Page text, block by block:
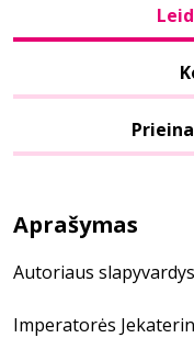
Aprašymas
Autoriaus
Imperatorės